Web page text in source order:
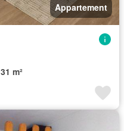
Appartement
31 m²